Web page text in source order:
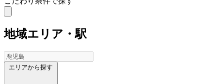
地域エリア・駅
エリアから探す